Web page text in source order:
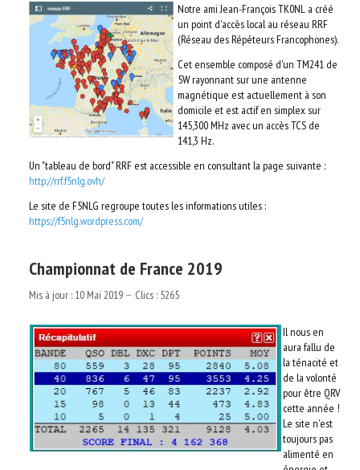
Notre ami Jean-François TK0NL a créé
un point d'accès local au réseau RRF
(Réseau des Répéteurs Francophones).
Cet ensemble composé d'un TM241 de
5W rayonnant sur une antenne
magnétique est actuellement à son
domicile et est actif en simplex sur
145,300 MHz avec un accès TCS de
141,3 Hz.
Un "tableau de bord" RRF est accessible en consultant la page suivante :
http://rrf.f5nlg.ovh/
Le site de F5NLG regroupe toutes les informations utiles :
https://f5nlg.wordpress.com/
Championnat de France 2019
Mis à jour : 10 Mai 2019 Clics : 5265
Il nous en
aura fallu de
la ténacité et
de la volonté
pour être QRV
cette année !
Le site n'est
toujours pas
alimenté en